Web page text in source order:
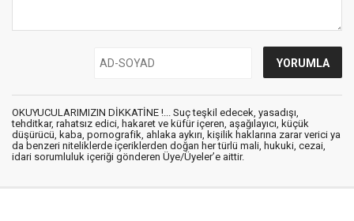
OKUYUCULARIMIZIN DİKKATİNE !... Suç teşkil edecek, yasadışı,
tehditkar, rahatsız edici, hakaret ve küfür içeren, aşağılayıcı, küçük
düşürücü, kaba, pornografik, ahlaka aykırı, kişilik haklarına zarar verici ya
da benzeri niteliklerde içeriklerden doğan her türlü mali, hukuki, cezai,
idari sorumluluk içeriği gönderen Üye/Üyeler’e aittir.